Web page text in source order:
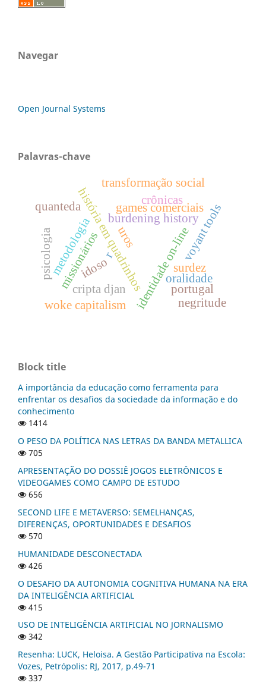
Navegar
Open Journal Systems
Palavras-chave
idoso identidade on-line
história em quadrinhos
burdening history
metodologia
oralidade
psicologia
games comerciais
uros
crônicas
surdez
transformação social
r
portugal
voyant tools
quanteda
missionários
cripta djan
negritude
woke capitalism
Block title
A importância da educação como ferramenta para
enfrentar os desafios da sociedade da informação e do
conhecimento
1414
O PESO DA POLÍTICA NAS LETRAS DA BANDA METALLICA
705
APRESENTAÇÃO DO DOSSIÊ JOGOS ELETRÔNICOS E
VIDEOGAMES COMO CAMPO DE ESTUDO
656
SECOND LIFE E METAVERSO: SEMELHANÇAS,
DIFERENÇAS, OPORTUNIDADES E DESAFIOS
570
HUMANIDADE DESCONECTADA
426
O DESAFIO DA AUTONOMIA COGNITIVA HUMANA NA ERA
DA INTELIGÊNCIA ARTIFICIAL
415
USO DE INTELIGÊNCIA ARTIFICIAL NO JORNALISMO
342
Resenha: LUCK, Heloisa. A Gestão Participativa na Escola:
Vozes, Petrópolis: RJ, 2017, p.49-71
337